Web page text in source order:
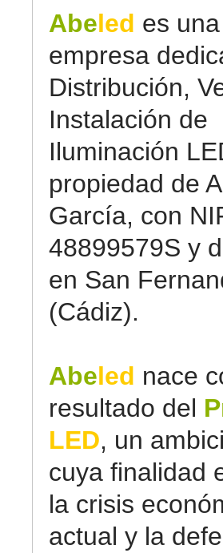
Abeled es una
empresa
Distribución,
Instalación de
Iluminación
propiedad de
García, con
48899579S y
en San
(Cádiz).
Abeled nace
resultado del
LED, un
cuya finalidad
la crisis
actual y la